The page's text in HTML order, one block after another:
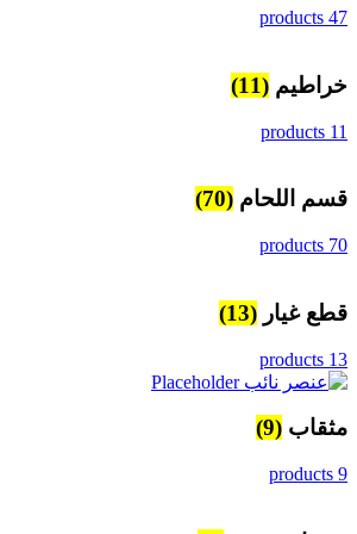
47 products
خراطيم (11)
11 products
قسم اللحام (70)
70 products
قطع غيار (13)
13 products
مثقاب (9)
9 products